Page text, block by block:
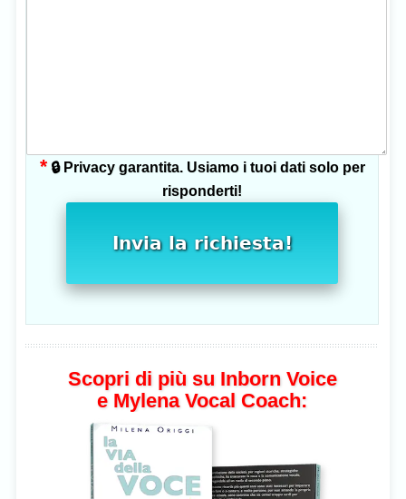
*🔒 Privacy garantita. Usiamo i tuoi dati solo per
risponderti!
Invia la richiesta!
Scopri di più su Inborn Voice
e Mylena Vocal Coach: